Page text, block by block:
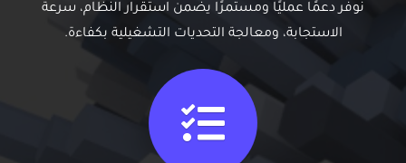
نوفر دعمًا عمليًا ومستمرًا يضمن استقرار النظام، سرعة
الاستجابة، ومعالجة التحديات التشغيلية بكفاءة.